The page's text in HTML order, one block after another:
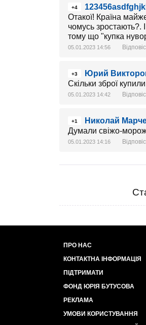
+4
Отакої! Країна
чомусь зростають?.
тому що "купка
05.01.2023 14:56
+3
Юрий
Скільки зброї
05.01.2023 14:42
+1
Николай
Думали свіжо-
05.01.2023 14:16
ПРО НАС
КОНТАКТНА ІНФОРМАЦІЯ
ПІДТРИМАТИ
ФОНД ЮРІЯ БУТУСОВА
РЕКЛАМА
УМОВИ КОРИСТУВАННЯ